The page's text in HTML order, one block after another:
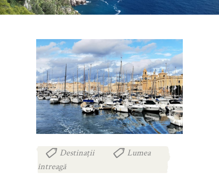
Destinații
Lumea
întreagă